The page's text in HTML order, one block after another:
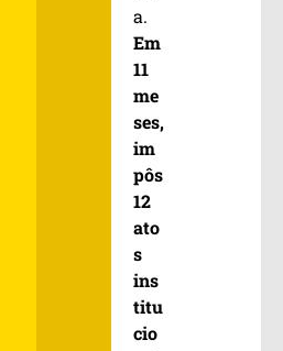
a.
Em
11
me
ses,
im
pôs
12
ato
s
ins
titu
cio